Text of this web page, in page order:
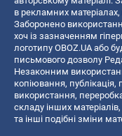
в рекламних
Заборонено
хоч із зазначенням
логотипу OBOZ.UA або
письмового дозволу
Незаконним
копiювання, публiкацiя,
використання,
складу інших
та інші подібні зміни